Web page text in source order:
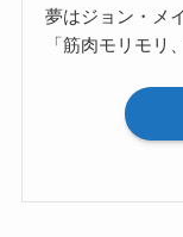
夢はジョン・メ
「筋肉モリモリ